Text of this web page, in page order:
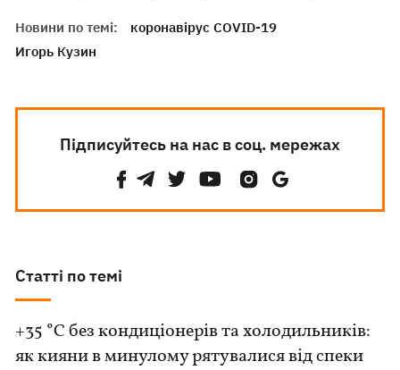
Новини по темі:
коронавірус COVID-19
Игорь Кузин
Підписуйтесь на нас в соц. мережах
Статті по темі
+35 °C без кондиціонерів та холодильників:
як кияни в минулому рятувалися від спеки